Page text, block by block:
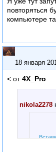
повторяться
компьютере
18 января
< от4X_Pro
nikola2278
…